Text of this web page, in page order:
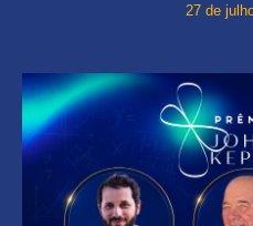
27 de